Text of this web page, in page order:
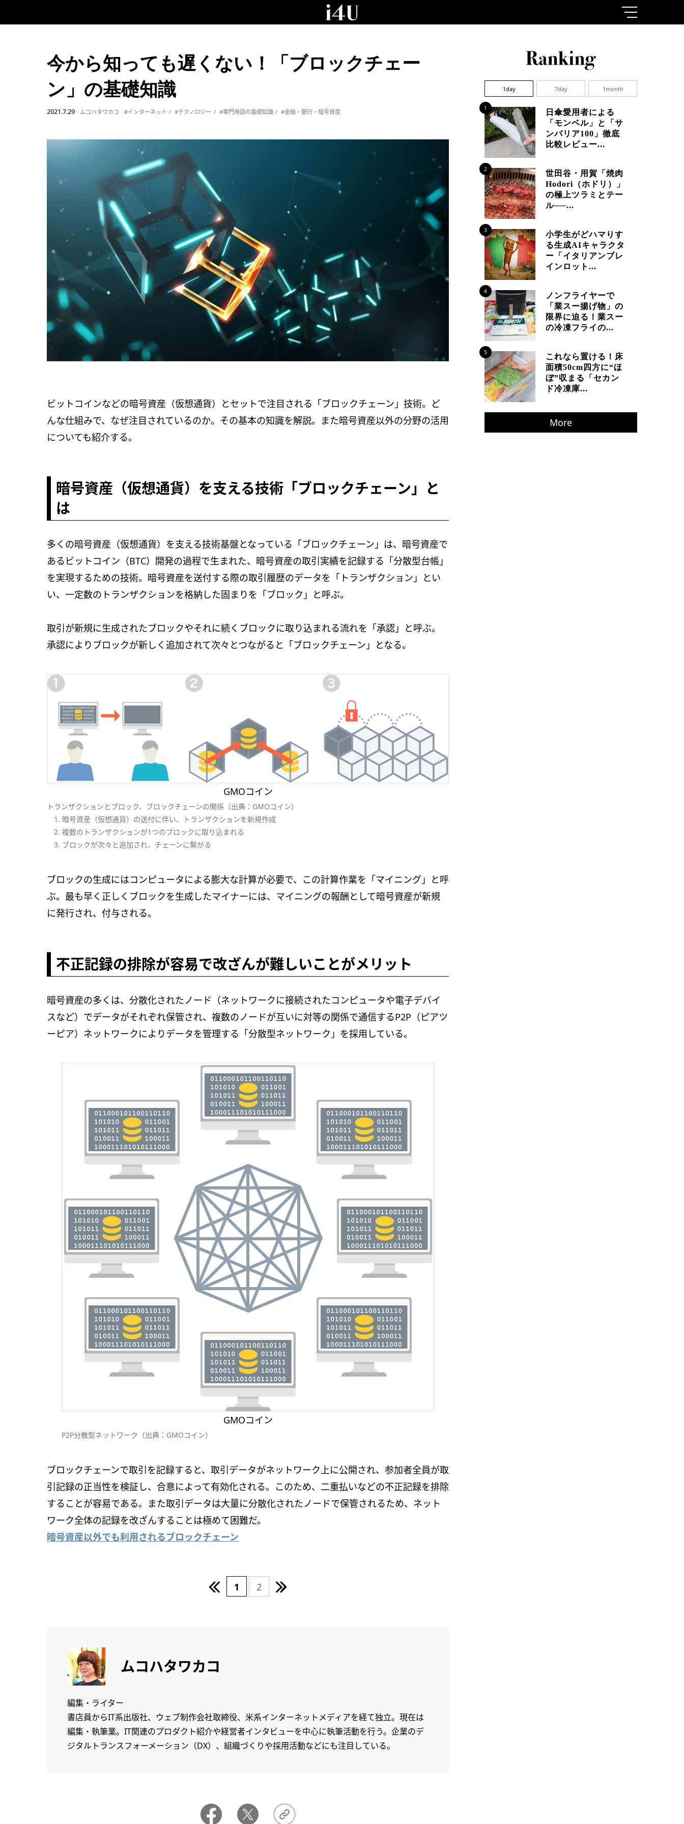
今から知っても遅くない！「ブロックチェー
ン」の基礎知識
2021.7.29 ムコハタワカコ #インターネット #テクノロジー #専門用語の基礎知識 #金融・銀行・暗号資産
ビットコインなどの暗号資産（仮想通貨）とセットで注目される「ブロックチェーン」技術。ど
んな仕組みで、なぜ注目されているのか。その基本の知識を解説。また暗号資産以外の分野の活用
についても紹介する。
暗号資産（仮想通貨）を支える技術「ブロックチェーン」と
は
多くの暗号資産（仮想通貨）を支える技術基盤となっている「ブロックチェーン」は、暗号資産で
あるビットコイン（BTC）開発の過程で生まれた、暗号資産の取引実績を記録する「分散型台帳」
を実現するための技術。暗号資産を送付する際の取引履歴のデータを「トランザクション」とい
い、一定数のトランザクションを格納した固まりを「ブロック」と呼ぶ。
取引が新規に生成されたブロックやそれに続くブロックに取り込まれる流れを「承認」と呼ぶ。
承認によりブロックが新しく追加されて次々とつながると「ブロックチェーン」となる。
GMOコイン
トランザクションとブロック、ブロックチェーンの関係（出典：GMOコイン）
1. 暗号資産（仮想通貨）の送付に伴い、トランザクションを新規作成
2. 複数のトランザクションが1つのブロックに取り込まれる
3. ブロックが次々と追加され、チェーンに繋がる
ブロックの生成にはコンピュータによる膨大な計算が必要で、この計算作業を「マイニング」と呼
ぶ。最も早く正しくブロックを生成したマイナーには、マイニングの報酬として暗号資産が新規
に発行され、付与される。
不正記録の排除が容易で改ざんが難しいことがメリット
暗号資産の多くは、分散化されたノード（ネットワークに接続されたコンピュータや電子デバイ
スなど）でデータがそれぞれ保管され、複数のノードが互いに対等の関係で通信するP2P（ピアツ
ーピア）ネットワークによりデータを管理する「分散型ネットワーク」を採用している。
GMOコイン
P2P分散型ネットワーク（出典：GMOコイン）
ブロックチェーンで取引を記録すると、取引データがネットワーク上に公開され、参加者全員が取
引記録の正当性を検証し、合意によって有効化される。このため、二重払いなどの不正記録を排除
することが容易である。また取引データは大量に分散化されたノードで保管されるため、ネット
ワーク全体の記録を改ざんすることは極めて困難だ。
暗号資産以外でも利用されるブロックチェーン
1 2
ムコハタワカコ
編集・ライター
書店員からIT系出版社、ウェブ制作会社取締役、米系インターネットメディアを経て独立。現在は
編集・執筆業。IT関連のプロダクト紹介や経営者インタビューを中心に執筆活動を行う。企業のデ
ジタルトランスフォーメーション（DX）、組織づくりや採用活動などにも注目している。
1day 7day 1month
1
日傘愛用者による
「モンベル」と「サ
ンバリア100」徹底
比較レビュー...
2
世田谷・用賀「焼肉
Hodori（ホドリ）」
の極上ツラミとテー
ル──...
3
小学生がどハマりす
る生成AIキャラクタ
ー「イタリアンブレ
インロット...
4
ノンフライヤーで
「業スー揚げ物」の
限界に迫る！業スー
の冷凍フライの...
5
これなら置ける！床
面積50cm四方に“ほ
ぼ”収まる「セカン
ド冷凍庫...
More